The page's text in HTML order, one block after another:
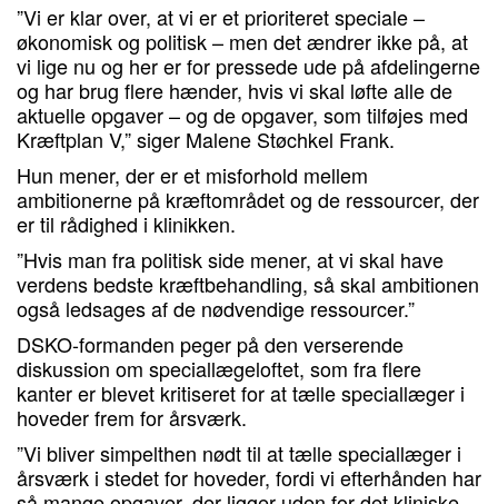
”Vi er klar over, at vi er et prioriteret speciale –
økonomisk og politisk – men det ændrer ikke på, at
vi lige nu og her er for pressede ude på afdelingerne
og har brug flere hænder, hvis vi skal løfte alle de
aktuelle opgaver – og de opgaver, som tilføjes med
Kræftplan V,” siger Malene Støchkel Frank.
Hun mener, der er et misforhold mellem
ambitionerne på kræftområdet og de ressourcer, der
er til rådighed i klinikken.
”Hvis man fra politisk side mener, at vi skal have
verdens bedste kræftbehandling, så skal ambitionen
også ledsages af de nødvendige ressourcer.”
DSKO-formanden peger på den verserende
diskussion om speciallægeloftet, som fra flere
kanter er blevet kritiseret for at tælle speciallæger i
hoveder frem for årsværk.
”Vi bliver simpelthen nødt til at tælle speciallæger i
årsværk i stedet for hoveder, fordi vi efterhånden har